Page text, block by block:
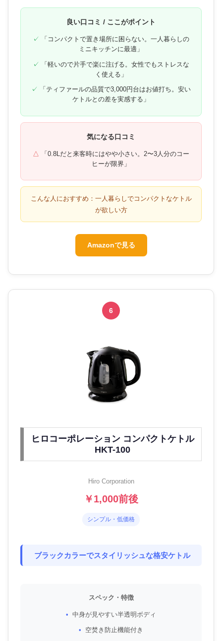
良い口コミ / ここがポイント
「コンパクトで置き場所に困らない。一人暮らしの
ミニキッチンに最適」
「軽いので片手で楽に注げる。女性でもストレスな
く使える」
「ティファールの品質で3,000円台はお値打ち。安い
ケトルとの差を実感する」
気になる口コミ
「0.8Lだと来客時にはやや小さい。2〜3人分のコー
ヒーが限界」
こんな人におすすめ：一人暮らしでコンパクトなケトル
が欲しい方
Amazonで見る
6
ヒロコーポレーション コンパクトケトル
HKT-100
Hiro Corporation
￥1,000前後
シンプル・低価格
ブラックカラーでスタイリッシュな格安ケトル
スペック・特徴
中身が見やすい半透明ボディ
空焚き防止機能付き